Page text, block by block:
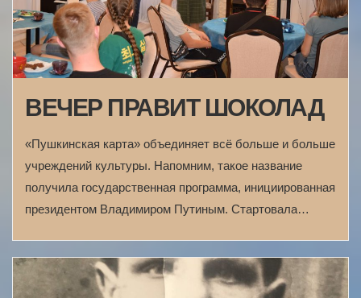
ВЕЧЕР ПРАВИТ ШОКОЛАД
«Пушкинская карта» объединяет всё больше и больше
учреждений культуры. Напомним, такое название
получила государственная программа, инициированная
президентом Владимиром Путиным. Стартовала…